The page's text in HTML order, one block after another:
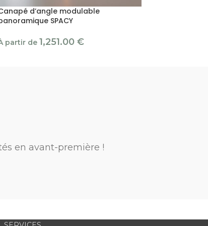
d’angle modulable
SPACY
partir de 1,251.00 €
en avant-première !